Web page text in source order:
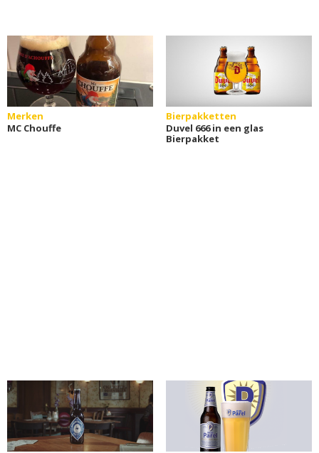
Merken
MC Chouffe
Bierpakketten
Duvel 666 in een glas
Bierpakket